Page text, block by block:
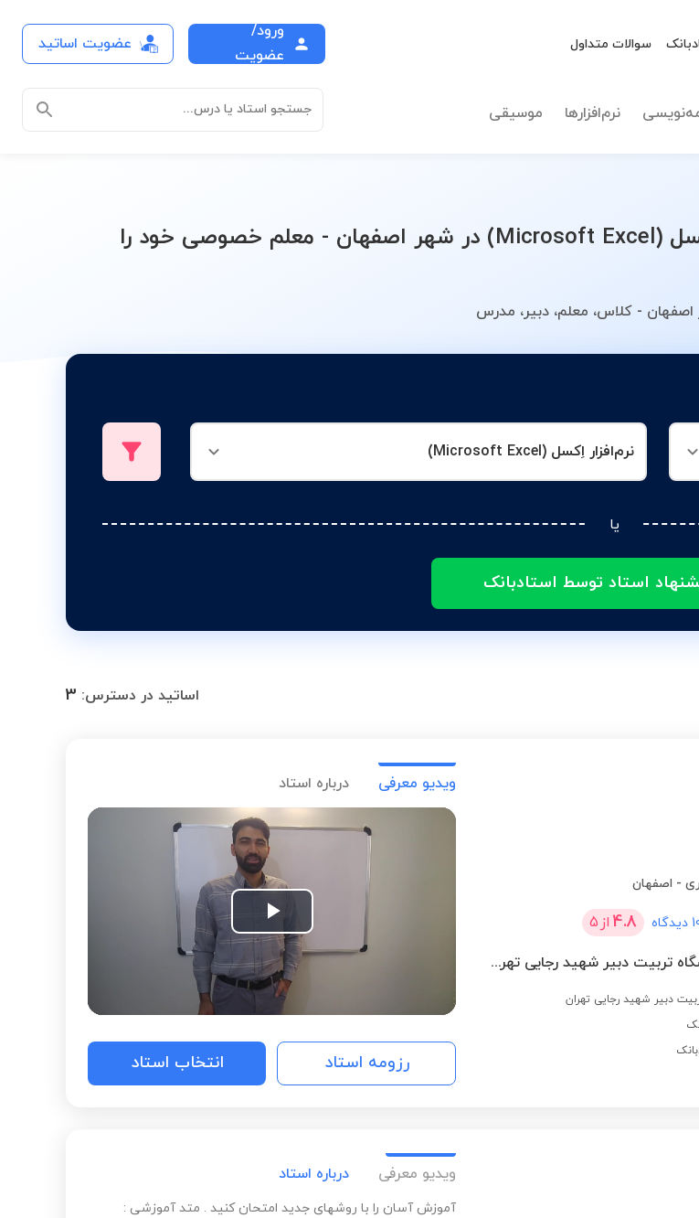
سوالات متداول
ورود/
عضویت
عضویت اساتید
نرم‌افزارها موسیقی جستجو استاد یا درس...
لیست بهترین اساتید تدریس خصوصی نرم‌افزار اِکسل (Microsoft Excel) در شهر اصفهان - معلم خصوصی خود را
نرم‌افزار اِکسل (Microsoft Excel)
یا
استاد توسط استادبانک
اساتید در دسترس: 3
- اصفهان
4.8 از 5
کارشناسی مهندسی عمران از دانشگاه تربیت دبیر شهید رجایی تهران
دبیر شهید رجایی تهران
ویدیو معرفی درباره استاد
Play
Video
رزومه استاد انتخاب استاد
ویدیو معرفی درباره استاد
آموزش آسان را با روشهای جدید امتحان کنید . متد آموزشی :